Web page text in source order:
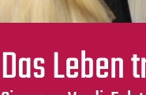
Das Leben